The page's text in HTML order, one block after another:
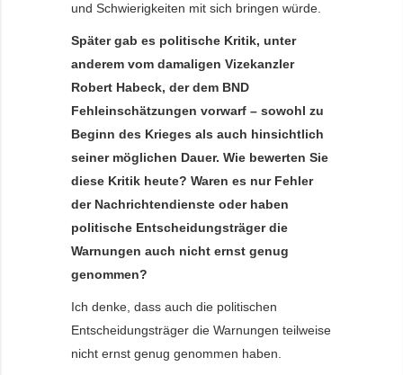
und Schwierigkeiten mit sich bringen würde.
Später gab es politische Kritik, unter
anderem vom damaligen Vizekanzler
Robert Habeck, der dem BND
Fehleinschätzungen vorwarf – sowohl zu
Beginn des Krieges als auch hinsichtlich
seiner möglichen Dauer. Wie bewerten Sie
diese Kritik heute? Waren es nur Fehler
der Nachrichtendienste oder haben
politische Entscheidungsträger die
Warnungen auch nicht ernst genug
genommen?
Ich denke, dass auch die politischen
Entscheidungsträger die Warnungen teilweise
nicht ernst genug genommen haben.